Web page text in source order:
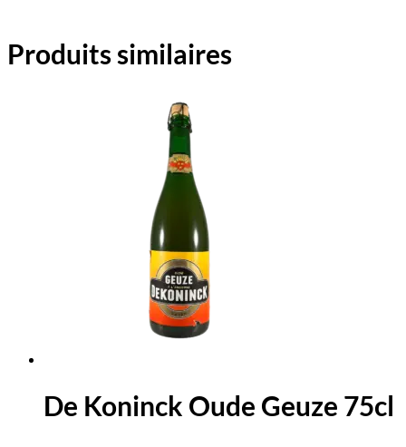
Produits similaires
De Koninck Oude Geuze 75cl